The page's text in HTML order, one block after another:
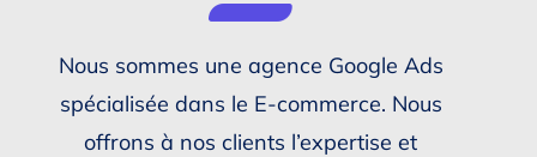
Nous sommes une agence Google Ads
spécialisée dans le E-commerce. Nous
offrons à nos clients l’expertise et